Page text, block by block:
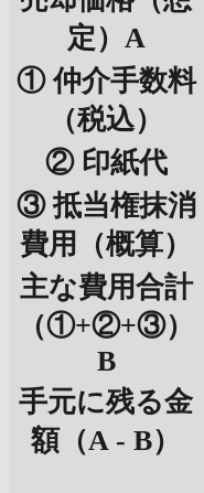
定）A
① 仲介手数料
（税込）
② 印紙代
③ 抵当権抹消
費用（概算）
主な費用合計
（①+②+③）
B
手元に残る金
額（A - B）